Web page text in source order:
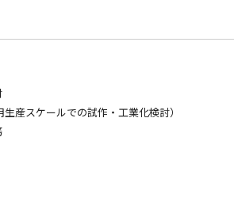
産スケールでの試作・工業化検討）